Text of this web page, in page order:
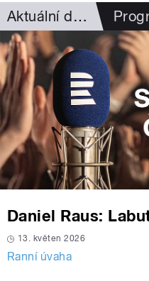
Aktuální dění
Daniel Raus:
13. květen 2026
Ranní úvaha